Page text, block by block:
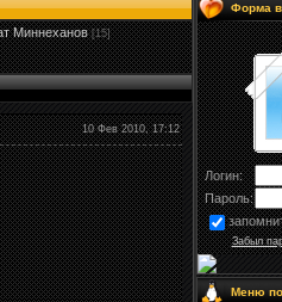
Миннеханов [15]
10 Фев 2010, 17:12
Форма
Логин:
Пароль:
Забыл
Меню